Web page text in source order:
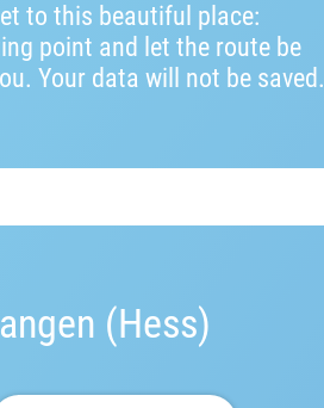
to this beautiful place:
point and let the route be
Your data will not be saved.
(Hess)